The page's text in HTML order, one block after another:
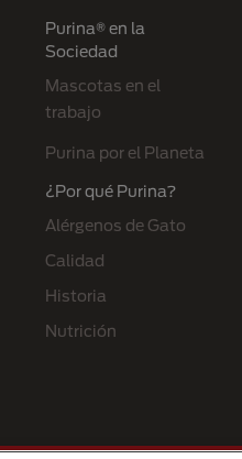
Purina® en la
Sociedad
Mascotas en el
trabajo
Purina por el Planeta
¿Por qué Purina?
Alérgenos de Gato
Calidad
Historia
Nutrición